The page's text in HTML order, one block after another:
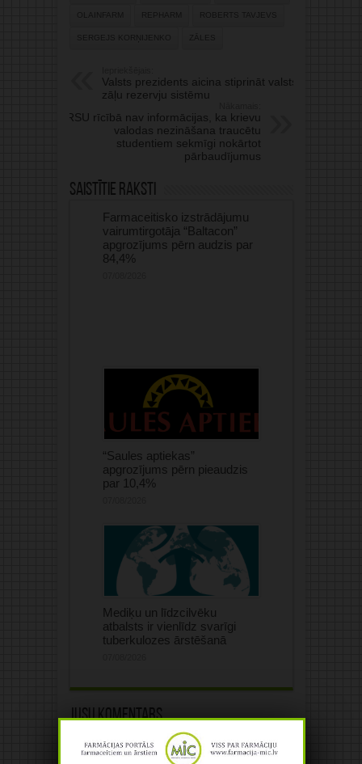
OLAINFARM REPHARM ROBERTS TAVJEVS
SERGEJS KORŅIJENKO ZĀLES
Valsts prezidents aicina stiprināt valsts
zāļu rezervju sistēmu
RSU rīcībā nav informācijas, ka krievu
valodas nezināšana traucētu
studentiem sekmīgi nokārtot
pārbaudījumus
Saistītie raksti
Farmaceitisko izstrādājumu
vairumtirgotāja “Baltacon”
apgrozījums pērn audzis par
84,4%
“Saules aptiekas”
apgrozījums pērn pieaudzis
par 10,4%
Mediķu un līdzcilvēku
atbalsts ir vienlīdz svarīgi
tuberkulozes ārstēšanā
Jūsu komentārs
Jūsu e-pasta adrese netiks
publicēta.Atzīmētie lauki ir obligāti*